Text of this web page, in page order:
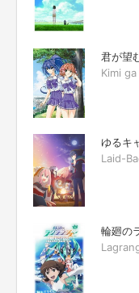
君が望
Kimi
ゆるキ
Laid-
輪廻の